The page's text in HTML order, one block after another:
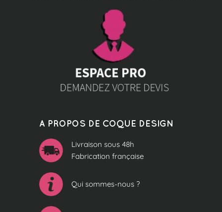
A PROPOS DE COQUE DESIGN
Livraison sous 48h
Fabrication française
Qui sommes-nous ?